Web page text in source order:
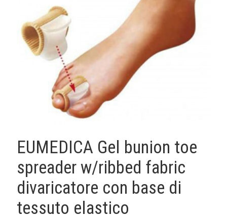
EUMEDICA Gel bunion toe
spreader w/ribbed fabric
divaricatore con base di
tessuto elastico